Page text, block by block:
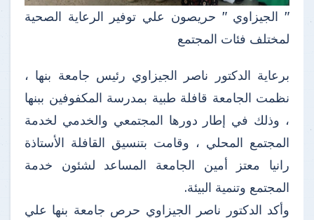
" الجيزاوي " حريصون علي توفير الرعاية الصحية
لمختلف فئات المجتمع
برعاية الدكتور ناصر الجيزاوي رئيس جامعة بنها ،
نظمت الجامعة قافلة طبية بمدرسة المكفوفين ببنها
، وذلك في إطار دورها المجتمعي والخدمي لخدمة
المجتمع المحلي ، وقامت بتنسيق القافلة الأستاذة
رانيا معتز أمين الجامعة المساعد لشئون خدمة
المجتمع وتنمية البيئة.
وأكد الدكتور ناصر الجيزاوي حرص جامعة بنها علي